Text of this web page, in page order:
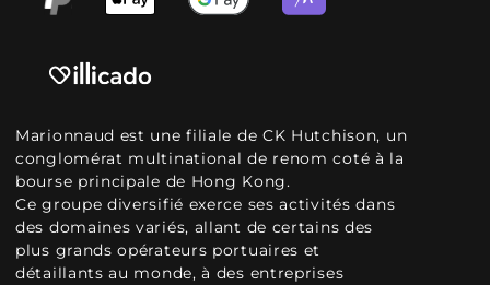
Marionnaud est une filiale de CK Hutchison, un
conglomérat multinational de renom coté à la
bourse principale de Hong Kong.
Ce groupe diversifié exerce ses activités dans
des domaines variés, allant de certains des
plus grands opérateurs portuaires et
détaillants au monde, à des entreprises